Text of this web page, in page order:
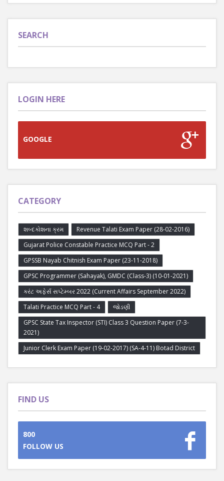
SEARCH
LOGIN HERE
GOOGLE
CATEGORY
શબ્દકોશના ક્રમ
Revenue Talati Exam Paper (28-02-2016)
Gujarat Police Constable Practice MCQ Part - 2
GPSSB Nayab Chitnish Exam Paper (23-11-2018)
GPSC Programmer (Sahayak), GMDC (Class-3) (10-01-2021)
કરંટ અફેર્સ સપ્ટેમ્બર 2022 (Current Affairs September 2022)
Talati Practice MCQ Part - 4
જોડણી
GPSC State Tax Inspector (STI) Class 3 Question Paper (7-3-
2021)
Junior Clerk Exam Paper (19-02-2017) (SA-4-11) Botad District
FIND US
800
FOLLOW US